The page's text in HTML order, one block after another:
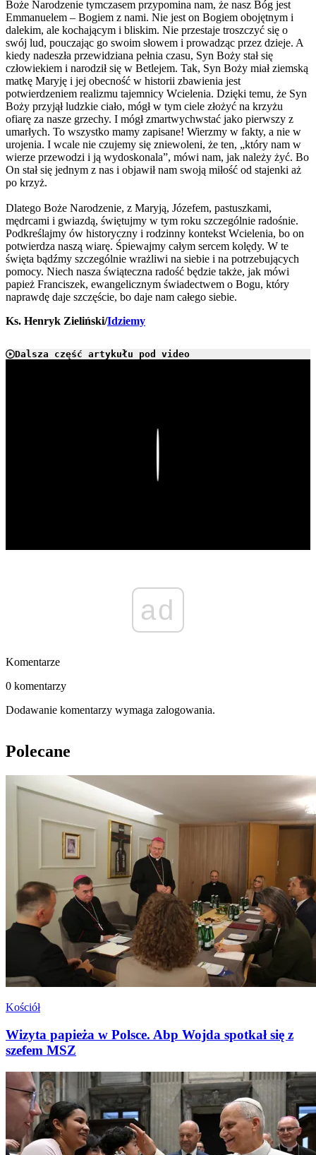
Boże Narodzenie tymczasem przypomina nam, że nasz Bóg jest
Emmanuelem – Bogiem z nami. Nie jest on Bogiem obojętnym i
dalekim, ale kochającym i bliskim. Nie przestaje troszczyć się o
swój lud, pouczając go swoim słowem i prowadząc przez dzieje. A
kiedy nadeszła przewidziana pełnia czasu, Syn Boży stał się
człowiekiem i narodził się w Betlejem. Tak, Syn Boży miał ziemską
matkę Maryję i jej obecność w historii zbawienia jest
potwierdzeniem realizmu tajemnicy Wcielenia. Dzięki temu, że Syn
Boży przyjął ludzkie ciało, mógł w tym ciele złożyć na krzyżu
ofiarę za nasze grzechy. I mógł zmartwychwstać jako pierwszy z
umarłych. To wszystko mamy zapisane! Wierzmy w fakty, a nie w
urojenia. I wcale nie czujemy się zniewoleni, że ten, „który nam w
wierze przewodzi i ją wydoskonala”, mówi nam, jak należy żyć. Bo
On stał się jednym z nas i objawił nam swoją miłość od stajenki aż
po krzyż.
Dlatego Boże Narodzenie, z Maryją, Józefem, pastuszkami,
mędrcami i gwiazdą, świętujmy w tym roku szczególnie radośnie.
Podkreślajmy ów historyczny i rodzinny kontekst Wcielenia, bo on
potwierdza naszą wiarę. Śpiewajmy całym sercem kolędy. W te
święta bądźmy szczególnie wrażliwi na siebie i na potrzebujących
pomocy. Niech nasza świąteczna radość będzie także, jak mówi
papież Franciszek, ewangelicznym świadectwem o Bogu, który
naprawdę daje szczęście, bo daje nam całego siebie.
Ks. Henryk Zieliński/Idziemy
Dalsza część artykułu pod video
ad
Komentarze
0 komentarzy
Dodawanie komentarzy wymaga zalogowania.
Polecane
Kościół
Wizyta papieża w Polsce. Abp Wojda spotkał się z
szefem MSZ